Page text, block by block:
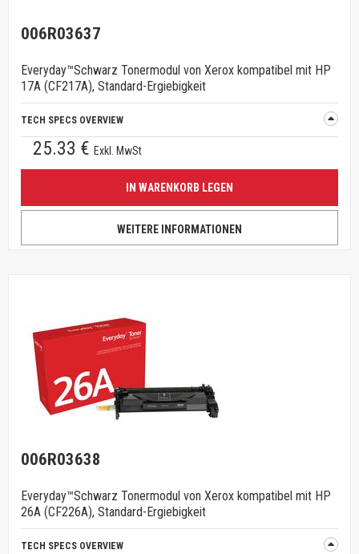
006R03637
Everyday™Schwarz Tonermodul von Xerox kompatibel mit HP
17A (CF217A), Standard-Ergiebigkeit
TECH SPECS OVERVIEW
25.33 € Exkl. MwSt
IN WARENKORB LEGEN
WEITERE INFORMATIONEN
006R03638
Everyday™Schwarz Tonermodul von Xerox kompatibel mit HP
26A (CF226A), Standard-Ergiebigkeit
TECH SPECS OVERVIEW